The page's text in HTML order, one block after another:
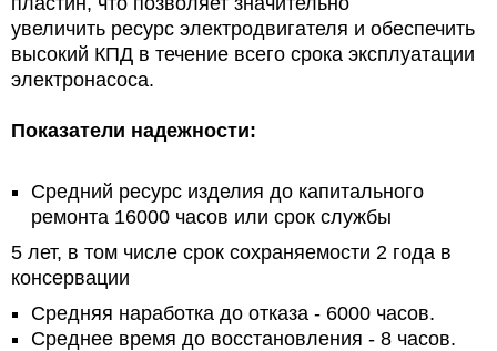
увеличить ресурс электродвигателя и обеспечить
высокий КПД в течение всего срока эксплуатации
электронасоса.
Показатели надежности:
Средний ресурс изделия до капитального
ремонта 16000 часов или срок службы
5 лет, в том числе срок сохраняемости 2 года в
консервации
Средняя наработка до отказа - 6000 часов.
Среднее время до восстановления - 8 часов.